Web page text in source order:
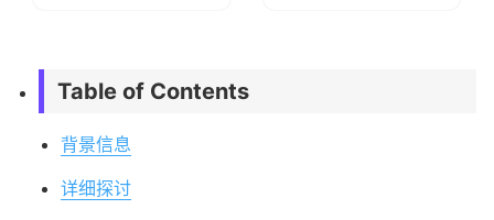
Table of Contents
背景信息
详细探讨